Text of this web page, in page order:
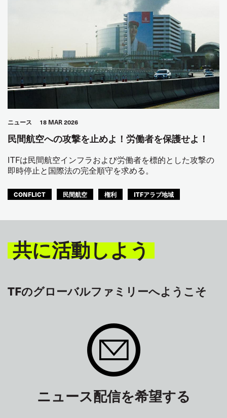
ニュース 18 MAR 2026
民間航空への攻撃を止めよ！労働者を保護せよ！
ITFは民間航空インフラおよび労働者を標的とした攻撃の
即時停止と国際法の完全順守を求める。
CONFLICT 民間航空 権利 ITFアラブ地域
共に活動しよう
TFのグローバルファミリーへようこそ
ニュース配信を希望する